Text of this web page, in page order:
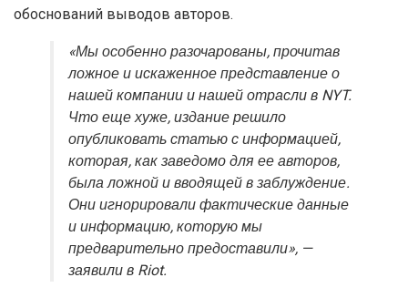
обоснований выводов авторов.
«Мы особенно разочарованы, прочитав
ложное и искаженное представление о
нашей компании и нашей отрасли в NYT.
Что еще хуже, издание решило
опубликовать статью с информацией,
которая, как заведомо для ее авторов,
была ложной и вводящей в заблуждение.
Они игнорировали фактические данные
и информацию, которую мы
предварительно предоставили», —
заявили в Riot.